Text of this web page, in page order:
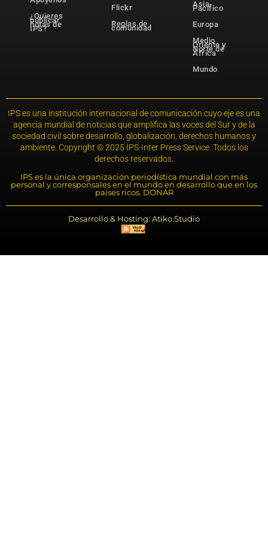
¿Quieres
publicar
notas de
IPS?
Flickr
Reglas de
comunidad
Asia-
Pacífico
Europa
Medio
Oriente y
Norte de
África
Mundo
IPS es una institución internacional de comunicación cuyo eje es una
agencia mundial de noticias que amplifica las voces del Sur y de la
sociedad civil sobre desarrollo, globalización, derechos humanos y
ambiente. Copyright © 2025 IPS-Inter Press Service. Todos los
derechos reservados.
IPS es la única organización periodística mundial con más
personal y corresponsales en el mundo en desarrollo que en los
países ricos. DONAR
Desarrollo & Hosting: Atiko.Studio